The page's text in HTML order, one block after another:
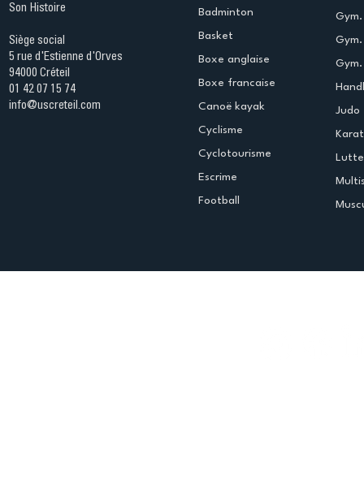
Son Histoire
Siège social
5 rue d'Estienne d'Orves
94000 Créteil
01 42 07 15 74
info@uscreteil.com
Badminton
Basket
Boxe anglaise
Boxe francaise
Canoë kayak
Cyclisme
Cyclotourisme
Escrime
Football
Judo
Lutte